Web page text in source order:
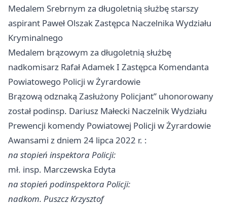
Medalem Srebrnym za długoletnią służbę starszy
aspirant Paweł Olszak Zastępca Naczelnika Wydziału
Kryminalnego
Medalem brązowym za długoletnią służbę
nadkomisarz Rafał Adamek I Zastępca Komendanta
Powiatowego Policji w Żyrardowie
Brązową odznaką Zasłużony Policjant” uhonorowany
został podinsp. Dariusz Małecki Naczelnik Wydziału
Prewencji komendy Powiatowej Policji w Żyrardowie
Awansami z dniem 24 lipca 2022 r. :
na stopień inspektora Policji:
mł. insp. Marczewska Edyta
na stopień podinspektora Policji:
nadkom. Puszcz Krzysztof